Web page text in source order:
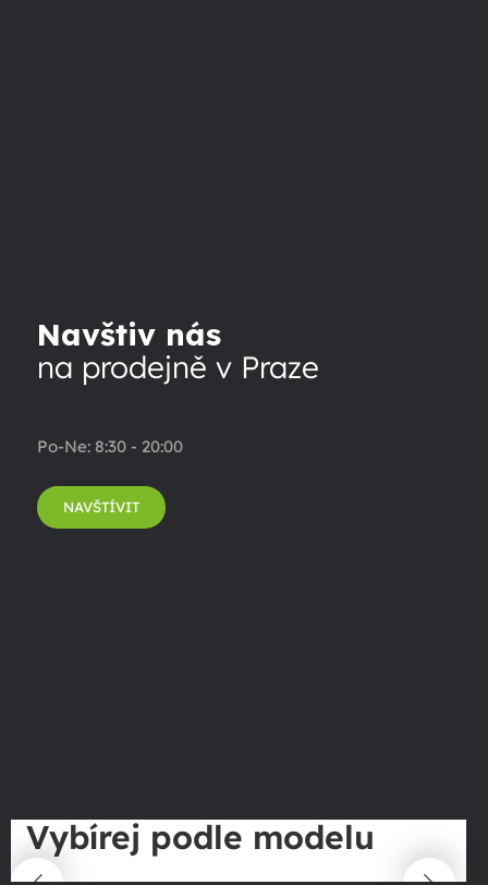
Navštiv nás
na prodejně v Praze
Po-Ne: 8:30 - 20:00
NAVŠTÍVIT
Vybírej podle modelu